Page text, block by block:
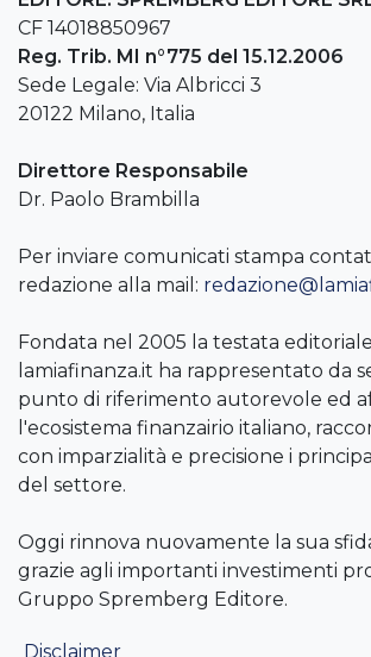
CF 14018850967
Reg. Trib. MI n°775 del 15.12.2006
Sede Legale: Via Albricci 3
20122 Milano, Italia
Direttore Responsabile
Dr. Paolo Brambilla
Per inviare comunicati stampa
redazione alla mail:
Fondata nel 2005 la testata
lamiafinanza.it ha rappresentato da
punto di riferimento autorevole ed
l'ecosistema finanzairio italiano,
con imparzialità e precisione i
del settore.
Oggi rinnova nuovamente la sua
grazie agli importanti investimenti
Gruppo Spremberg Editore.
Disclaimer